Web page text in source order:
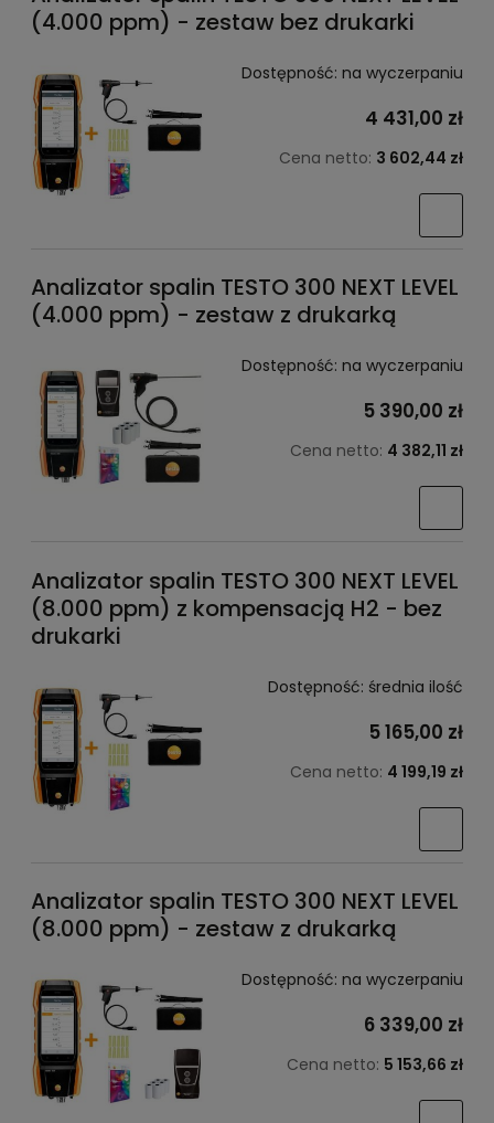
(4.000 ppm) - zestaw bez drukarki
Dostępność: na wyczerpaniu
4 431,00 zł
Cena netto: 3 602,44 zł
Analizator spalin TESTO 300 NEXT LEVEL
(4.000 ppm) - zestaw z drukarką
Dostępność: na wyczerpaniu
5 390,00 zł
Cena netto: 4 382,11 zł
Analizator spalin TESTO 300 NEXT LEVEL
(8.000 ppm) z kompensacją H2 - bez
drukarki
Dostępność: średnia ilość
5 165,00 zł
Cena netto: 4 199,19 zł
Analizator spalin TESTO 300 NEXT LEVEL
(8.000 ppm) - zestaw z drukarką
Dostępność: na wyczerpaniu
6 339,00 zł
Cena netto: 5 153,66 zł